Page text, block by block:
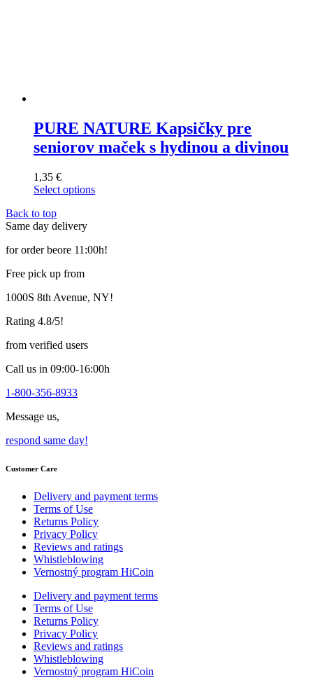
PURE NATURE Kapsičky pre
seniorov maček s hydinou a divinou
1,35 €
Select options
product
has
variants.
options
be
chosen
on
the
product
page
Back to top
Same day delivery
for order beore 11:00h!
Free pick up from
1000S 8th Avenue, NY!
Rating 4.8/5!
from verified users
Call us in 09:00-16:00h
1-800-356-8933
Message us,
respond same day!
Customer Care
Delivery and payment terms
Terms of Use
Returns Policy
Privacy Policy
Reviews and ratings
Whistleblowing
Vernostný program HiCoin
Delivery and payment terms
Terms of Use
Returns Policy
Privacy Policy
Reviews and ratings
Whistleblowing
Vernostný program HiCoin